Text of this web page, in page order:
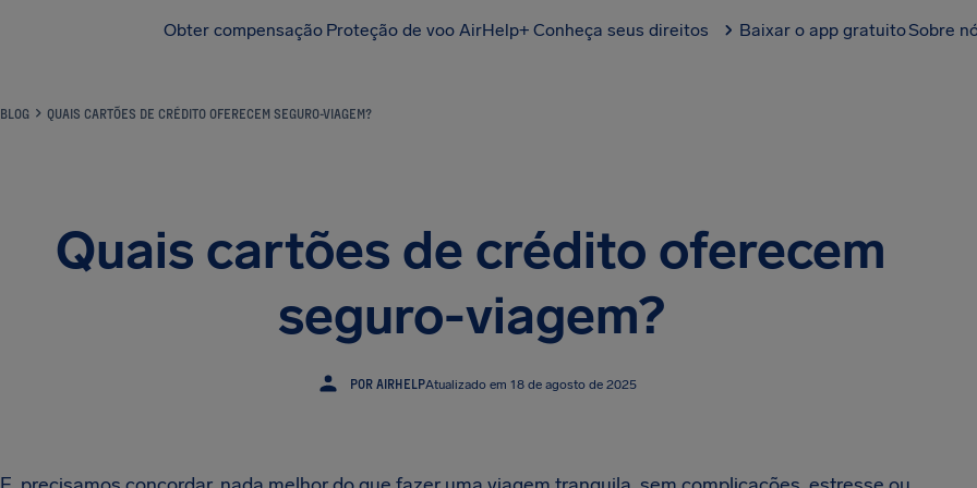
Obter compensação Proteção de voo AirHelp+ Conheça seus direitos Baixar o app gratuitoSobre
BLOG QUAIS CARTÕES DE CRÉDITO OFERECEM SEGURO-VIAGEM?
Quais cartões de crédito oferecem
seguro-viagem?
POR AIRHELPAtualizado em 18 de agosto de 2025